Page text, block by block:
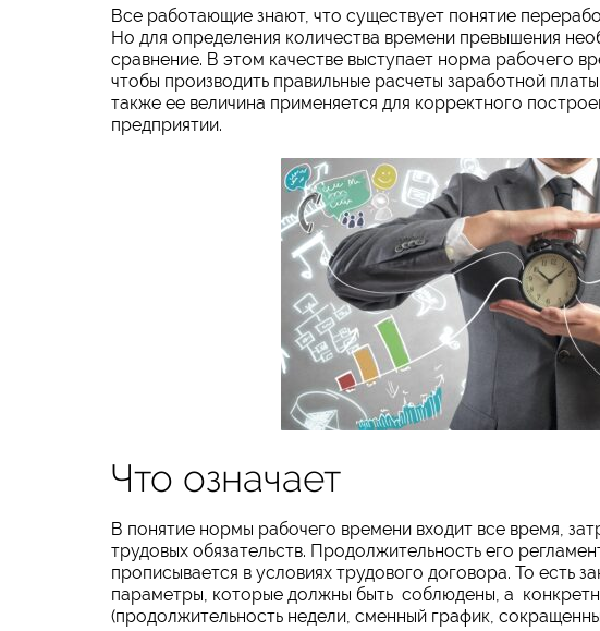
Все работающие знают, что существует понятие
Но для определения количества времени превышения
сравнение. В этом качестве выступает норма рабочего
чтобы производить правильные расчеты заработной
также ее величина применяется для корректного
предприятии.
Что означает
В понятие нормы рабочего времени входит все время,
трудовых обязательств. Продолжительность его
прописывается в условиях трудового договора. То есть
параметры, которые должны быть соблюдены, а
(продолжительность недели, сменный график,